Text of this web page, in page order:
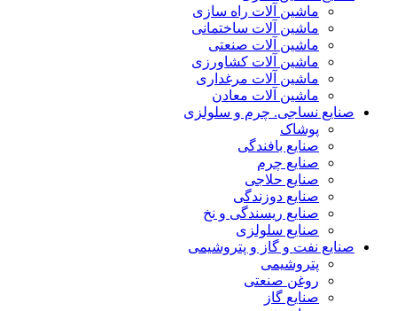
ماشین آلات راه سازی
ماشین آلات ساختمانی
ماشین آلات صنعتی
ماشین آلات کشاورزی
ماشین آلات مرغداری
ماشین آلات معادن
صنایع نساجی. چرم و سلولزی
پوشاک
صنایع بافندگی
صنایع چرم
صنایع حلاجی
صنایع دوزندگی
صنایع ریسندگی و نخ
صنایع سلولزی
صنایع نفت و گاز و پتروشیمی
پتروشیمی
روغن صنعتی
صنایع گاز